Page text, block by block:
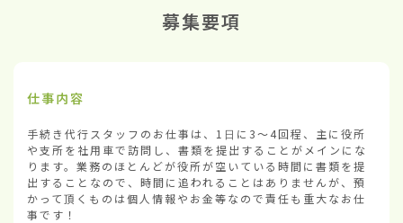
募集要項
仕事内容
手続き代行スタッフのお仕事は、1日に3〜4回程、主に役所
や支所を社用車で訪問し、書類を提出することがメインにな
ります。業務のほとんどが役所が空いている時間に書類を提
出することなので、時間に追われることはありませんが、預
かって頂くものは個人情報やお金等なので責任も重大なお仕
事です！